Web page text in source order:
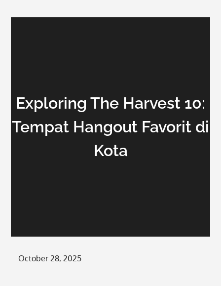
Exploring The Harvest 10:
Tempat Hangout Favorit di
Kota
Posted
October 28, 2025